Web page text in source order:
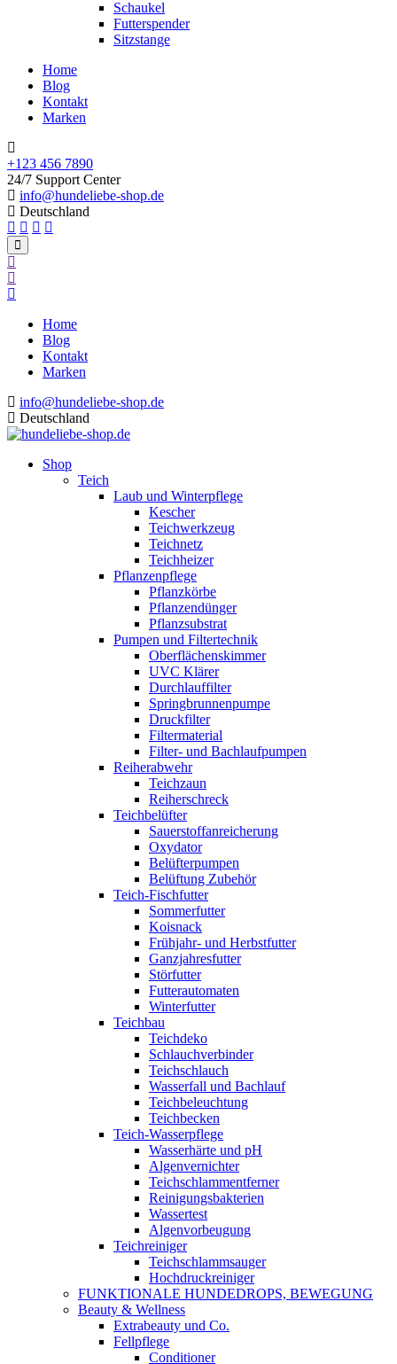
Schaukel
Futterspender
Sitzstange
Home
Blog
Kontakt
Marken
+123 456 7890
24/7 Support Center
info@hundeliebe-shop.de
Deutschland
Home
Blog
Kontakt
Marken
info@hundeliebe-shop.de
Deutschland
Shop
Teich
Laub und Winterpflege
Kescher
Teichwerkzeug
Teichnetz
Teichheizer
Pflanzenpflege
Pflanzkörbe
Pflanzendünger
Pflanzsubstrat
Pumpen und Filtertechnik
Oberflächenskimmer
UVC Klärer
Durchlauffilter
Springbrunnenpumpe
Druckfilter
Filtermaterial
Filter- und Bachlaufpumpen
Reiherabwehr
Teichzaun
Reiherschreck
Teichbelüfter
Sauerstoffanreicherung
Oxydator
Belüfterpumpen
Belüftung Zubehör
Teich-Fischfutter
Sommerfutter
Koisnack
Frühjahr- und Herbstfutter
Ganzjahresfutter
Störfutter
Futterautomaten
Winterfutter
Teichbau
Teichdeko
Schlauchverbinder
Teichschlauch
Wasserfall und Bachlauf
Teichbeleuchtung
Teichbecken
Teich-Wasserpflege
Wasserhärte und pH
Algenvernichter
Teichschlammentferner
Reinigungsbakterien
Wassertest
Algenvorbeugung
Teichreiniger
Teichschlammsauger
Hochdruckreiniger
FUNKTIONALE HUNDEDROPS, BEWEGUNG
Beauty & Wellness
Extrabeauty und Co.
Fellpflege
Conditioner